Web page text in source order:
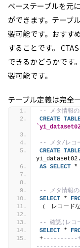
ベーステーブルを元
ができます。テーブ
製可能です。おすす
することです。
できるかどうかです
製可能です。
テーブル定義は完全
-- メタ情報の
CREATE
-- メタ/レコ
CREATE
AS SELECT *
-- メタ情報の
SELECT *
（　レコード
-- 確認(レコ
SELECT *
+----------